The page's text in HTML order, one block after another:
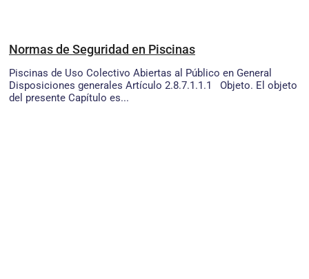
Normas de Seguridad en Piscinas
Piscinas de Uso Colectivo Abiertas al Público en General
Disposiciones generales Artículo 2.8.7.1.1.1 Objeto. El objeto
del presente Capítulo es...